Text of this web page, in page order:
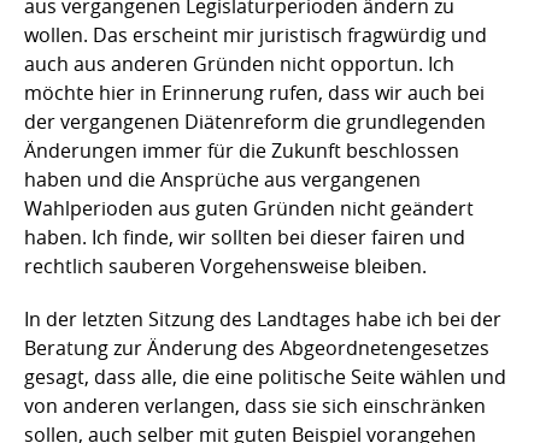
aus vergangenen Legislaturperioden ändern zu
wollen. Das erscheint mir juristisch fragwürdig und
auch aus anderen Gründen nicht opportun. Ich
möchte hier in Erinnerung rufen, dass wir auch bei
der vergangenen Diätenreform die grundlegenden
Änderungen immer für die Zukunft beschlossen
haben und die Ansprüche aus vergangenen
Wahlperioden aus guten Gründen nicht geändert
haben. Ich finde, wir sollten bei dieser fairen und
rechtlich sauberen Vorgehensweise bleiben.
In der letzten Sitzung des Landtages habe ich bei der
Beratung zur Änderung des Abgeordnetengesetzes
gesagt, dass alle, die eine politische Seite wählen und
von anderen verlangen, dass sie sich einschränken
sollen, auch selber mit guten Beispiel vorangehen